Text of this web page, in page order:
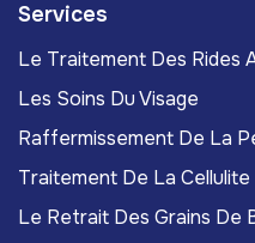
Services
Le Traitement Des Rides
Les Soins Du Visage
Raffermissement De La
Traitement De La Cellulite
Le Retrait Des Grains De